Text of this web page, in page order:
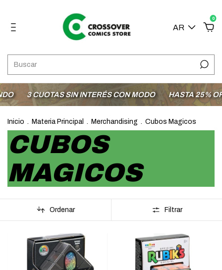
AR
0
3 CUOTAS SIN INTERÉS CON MODO HASTA 25% OFF
Inicio . Materia Principal . Merchandising . Cubos Magicos
CUBOS
MAGICOS
Ordenar Filtrar